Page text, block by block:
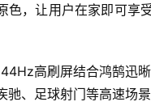
色，让用户在家即可享
高刷屏结合鸿鹄迅
驰、足球射门等高速场景